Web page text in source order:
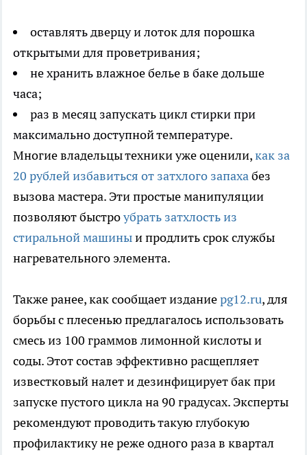
оставлять дверцу и лоток для порошка
открытыми для проветривания;
не хранить влажное белье в баке дольше
часа;
раз в месяц запускать цикл стирки при
максимально доступной температуре.
Многие владельцы техники уже оценили,как за
20 рублей избавиться от затхлого запахабез
вызова мастера. Эти простые манипуляции
позволяют быстроубрать затхлость из
стиральной машиныи продлить срок службы
нагревательного элемента.
Также ранее, как сообщает изданиеpg12.ru, для
борьбы с плесенью предлагалось использовать
смесь из 100 граммов лимонной кислоты и
соды. Этот состав эффективно расщепляет
известковый налет и дезинфицирует бак при
запуске пустого цикла на 90 градусах. Эксперты
рекомендуют проводить такую глубокую
профилактику не реже одного раза в квартал